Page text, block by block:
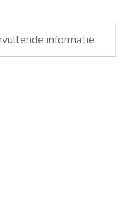
informatie